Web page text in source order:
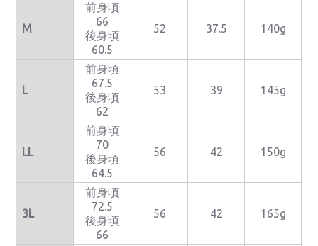
M
前身頃
66
後身頃
60.5
52 37.5 140g
L
前身頃
67.5
後身頃
62
53 39 145g
LL
前身頃
70
後身頃
64.5
56 42 150g
3L
前身頃
72.5
後身頃
66
56 42 165g